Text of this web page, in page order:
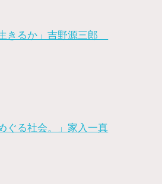
きるか」吉野源三郎
ぐる社会。」家入一真